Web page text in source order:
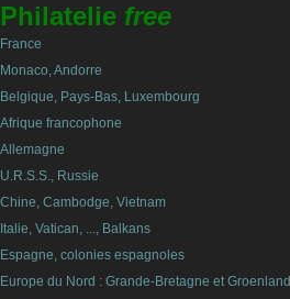
Philatelie free
France
Monaco, Andorre
Belgique, Pays-Bas, Luxembourg
Afrique francophone
Allemagne
U.R.S.S., Russie
Chine, Cambodge, Vietnam
Italie, Vatican, ..., Balkans
Espagne, colonies espagnoles
Europe du Nord : Grande-Bretagne et Groenland